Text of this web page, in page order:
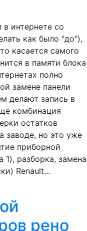
интернете со
как было "до"),
касается самого
в памяти блока
полно
замене панели
делают запись в
комбинация
остатков
заводе, но это уже
приборной
1), разборка, замена
Renault...
рено